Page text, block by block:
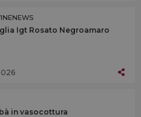
Igt Rosato Negroamaro
in vasocottura